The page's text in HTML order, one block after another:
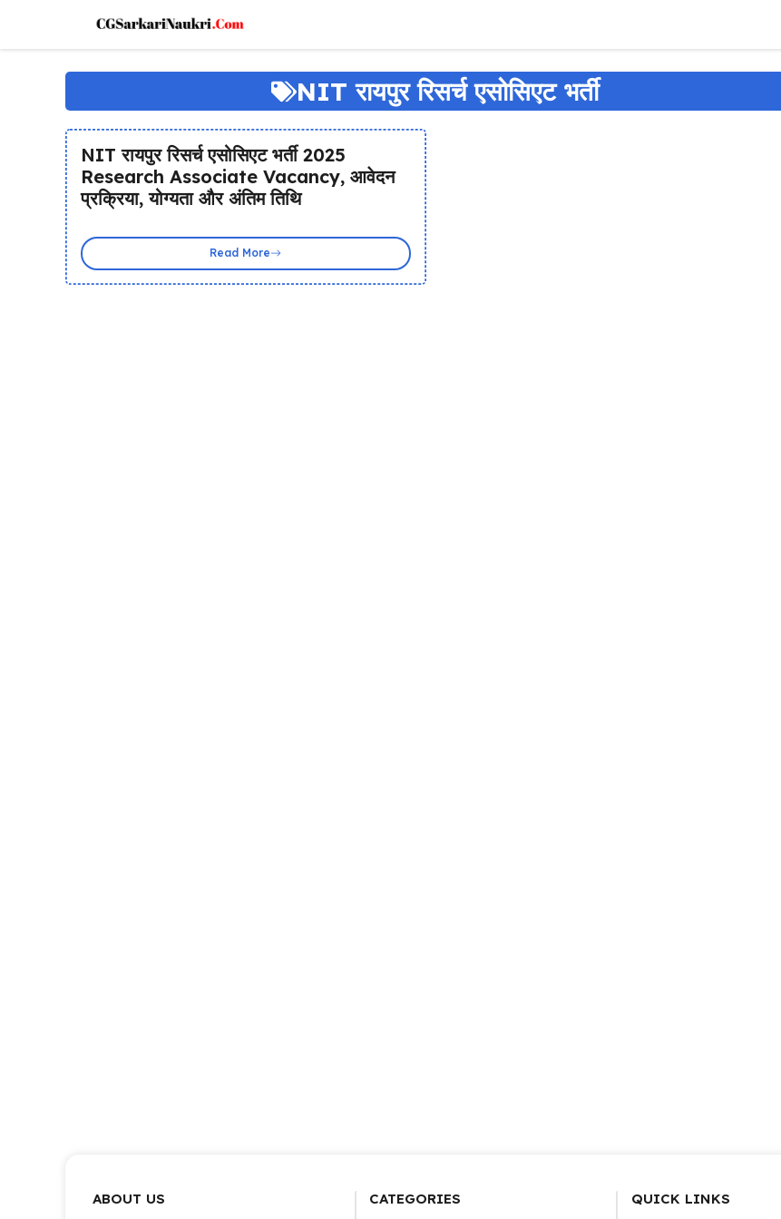
content
NIT रायपुर रिसर्च एसोसिएट भर्ती
NIT रायपुर रिसर्च एसोसिएट भर्ती 2025
Research Associate Vacancy, आवेदन
प्रक्रिया, योग्यता और अंतिम तिथि
Read More
ABOUT US CATEGORIES QUICK LINKS